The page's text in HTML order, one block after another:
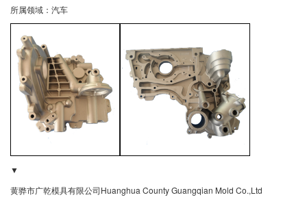
所属领域：汽车
▼
黄骅市广乾模具有限公司Huanghua County Guangqian Mold Co.,Ltd